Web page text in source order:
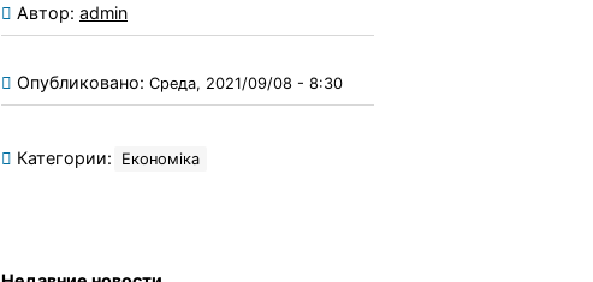
Автор: admin
Опубликовано: Среда, 2021/09/08 - 8:30
Категории: Економіка